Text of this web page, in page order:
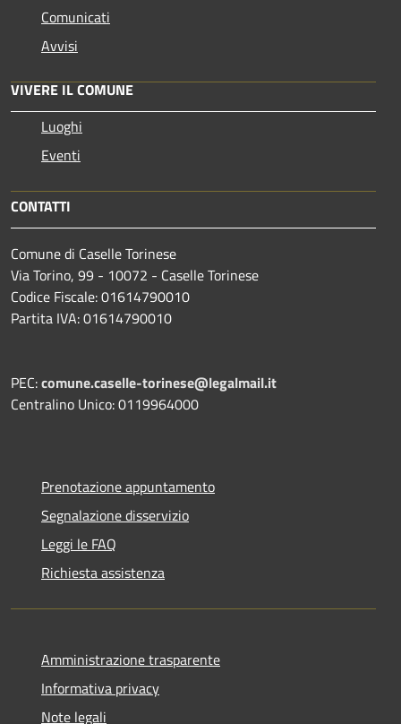
Comunicati
Avvisi
VIVERE IL COMUNE
Luoghi
Eventi
CONTATTI
Comune di Caselle Torinese
Via Torino, 99 - 10072 - Caselle Torinese
Codice Fiscale: 01614790010
Partita IVA: 01614790010
PEC:comune.caselle-torinese@legalmail.it
Centralino Unico: 0119964000
Prenotazione appuntamento
Segnalazione disservizio
Leggi le FAQ
Richiesta assistenza
Amministrazione trasparente
Informativa privacy
Note legali